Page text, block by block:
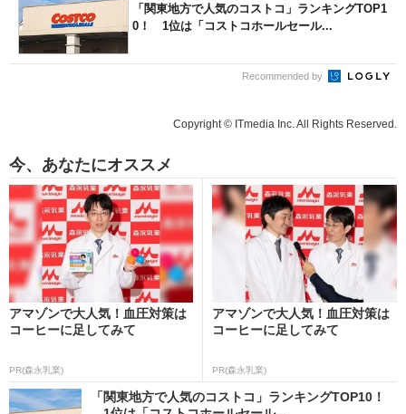
「関東地方で人気のコストコ」ランキングTOP1
0！ 1位は「コストコホールセール...
Recommended by
Copyright © ITmedia Inc. All Rights Reserved.
今、あなたにオススメ
アマゾンで大人気！血圧対策は
コーヒーに足してみて
PR(森永乳業)
アマゾンで大人気！血圧対策は
コーヒーに足してみて
PR(森永乳業)
「関東地方で人気のコストコ」ランキングTOP10！